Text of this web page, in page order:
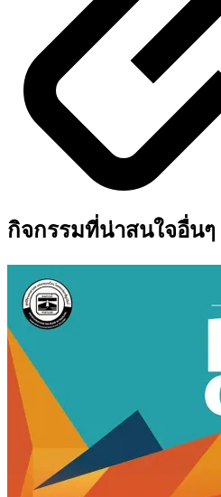
กิจกรรมที่น่าสนใจอื่นๆ